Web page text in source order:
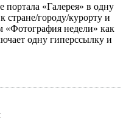
портала «Галерея» в одну
стране/городу/курорту и
«Фотография недели» как
одну гиперссылку и